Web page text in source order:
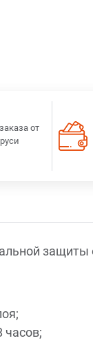
от
защиты